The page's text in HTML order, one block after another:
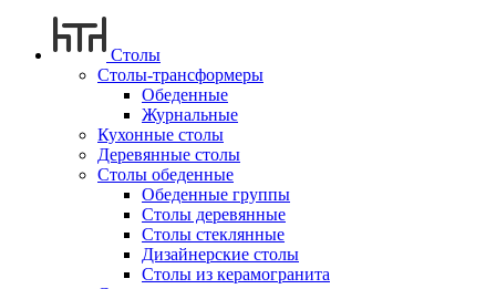
Столы
Столы-трансформеры
Обеденные
Журнальные
Кухонные столы
Деревянные столы
Столы обеденные
Обеденные группы
Столы деревянные
Столы стеклянные
Дизайнерские столы
Столы из керамогранита